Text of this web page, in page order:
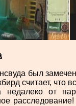
был
считает, что
недалеко от